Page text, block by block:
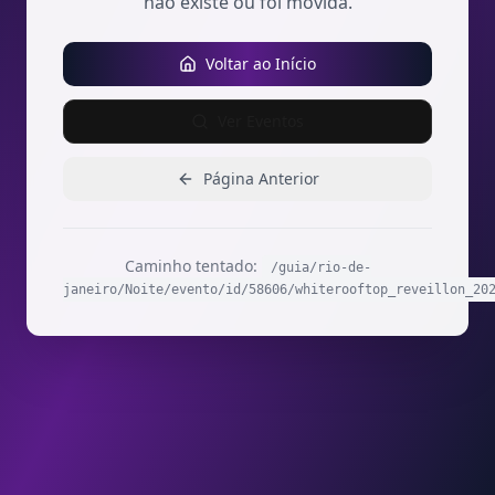
Voltar ao Início
Página Anterior
Caminho tentado:
/guia/rio-de-
janeiro/Noite/evento/id/58606/